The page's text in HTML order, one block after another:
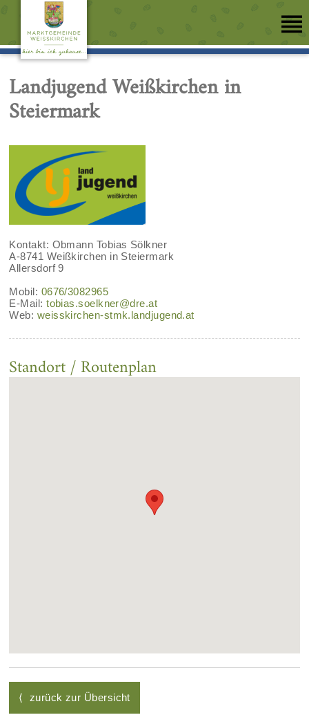
Landjugend Weißkirchen in
Steiermark
Kontakt: Obmann Tobias Sölkner
A-8741 Weißkirchen in Steiermark
Allersdorf 9
Mobil: 0676/3082965
E-Mail:tobias.soelkner@dre.at
Web: weisskirchen-stmk.landjugend.at
Standort / Routenplan
⟨ zurück zur Übersicht